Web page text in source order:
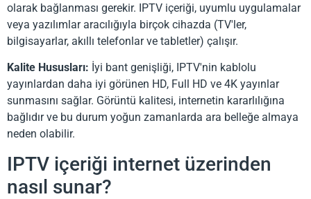
olarak bağlanması gerekir. IPTV içeriği, uyumlu uygulamalar
veya yazılımlar aracılığıyla birçok cihazda (TV'ler,
bilgisayarlar, akıllı telefonlar ve tabletler) çalışır.
Kalite Hususları: İyi bant genişliği, IPTV'nin kablolu
yayınlardan daha iyi görünen HD, Full HD ve 4K yayınlar
sunmasını sağlar. Görüntü kalitesi, internetin kararlılığına
bağlıdır ve bu durum yoğun zamanlarda ara belleğe almaya
neden olabilir.
IPTV içeriği internet üzerinden
nasıl sunar?